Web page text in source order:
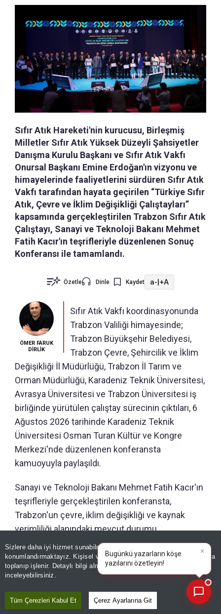
Sizlere daha iyi hizmet sunabilmek adına sitemizde
konumlandırmaktayız. Kişisel verileriniz, KVKK ve GDPR kapsamında
toplanıp işlenir. Detaylı bilgi almak içinAydınlatma Metnimizi
inceleyebilirsiniz.
Tüm Çerezleri Kabul Et Çerez Ayarlarına Git
Sıfır Atık Hareketi'nin kurucusu, Birleşmiş
Milletler Sıfır Atık Yüksek Düzeyli Şahsiyetler
Danışma Kurulu Başkanı ve Sıfır Atık Vakfı
Onursal Başkanı Emine Erdoğan'ın vizyonu ve
himayelerinde faaliyetlerini sürdüren Sıfır Atık
Vakfı tarafından hayata geçirilen “Türkiye Sıfır
Atık, Çevre ve İklim Değişikliği Çalıştayları”
kapsamında gerçekleştirilen Trabzon Sıfır Atık
Çalıştayı, Sanayi ve Teknoloji Bakanı Mehmet
Fatih Kacır'ın teşrifleriyle düzenlenen Sonuç
Konferansı ile tamamlandı.
Özetle Dinle Kaydet a-|+A
ÖMER FARUK
DİRLİK
Sıfır Atık Vakfı koordinasyonunda
Trabzon Valiliği himayesinde;
Trabzon Büyükşehir Belediyesi,
Trabzon Çevre, Şehircilik ve İklim
Değişikliği İl Müdürlüğü, Trabzon İl Tarım ve
Orman Müdürlüğü, Karadeniz Teknik Üniversitesi,
Avrasya Üniversitesi ve Trabzon Üniversitesi iş
birliğinde yürütülen çalıştay sürecinin çıktıları, 6
Ağustos 2026 tarihinde Karadeniz Teknik
Üniversitesi Osman Turan Kültür ve Kongre
Merkezi'nde düzenlenen konferansta
kamuoyuyla paylaşıldı.
Sanayi ve Teknoloji Bakanı Mehmet Fatih Kacır'ın
teşrifleriyle gerçekleştirilen konferansta,
Trabzon'un çevre, iklim değişikliği ve kaynak
verimliliği alanındaki mevcut durumu
değerlendirilirken, ilin kısa, orta ve uzun vadeli
önceliklerini içeren Trabzon Sıfır Atık Hedef
Belgesi Trabzon Çevre, Şehircilik ve İklim
Değişikliği İl Müdürü Uğur Korkmaz tarafından
kamuoyuna ilan edildi.
Bugünkü yazarların